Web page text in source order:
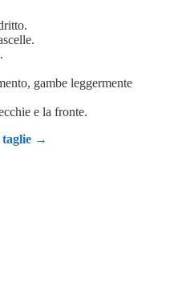
gambe leggermente
e la fronte.
taglie →